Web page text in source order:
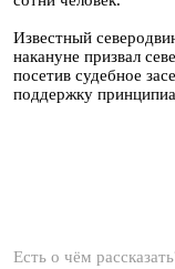
Известный
накануне призвал
посетив судебное
поддержку
Есть о чём